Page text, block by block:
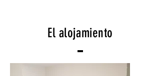
01
El alojamiento